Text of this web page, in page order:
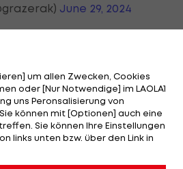
June 29, 2024
GAK sichert sich einen
ehemaligen Serie-A-
Spieler
um allen Zwecken, Cookies
oder [Nur Notwendige] im LAOLA1
uns Peronsalisierung von
können mit [Optionen] auch eine
Sie können Ihre Einstellungen
links unten bzw. über den Link in